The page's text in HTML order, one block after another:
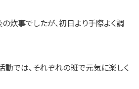
炊事でしたが、初日より手際よく調
では、それぞれの班で元気に楽しく